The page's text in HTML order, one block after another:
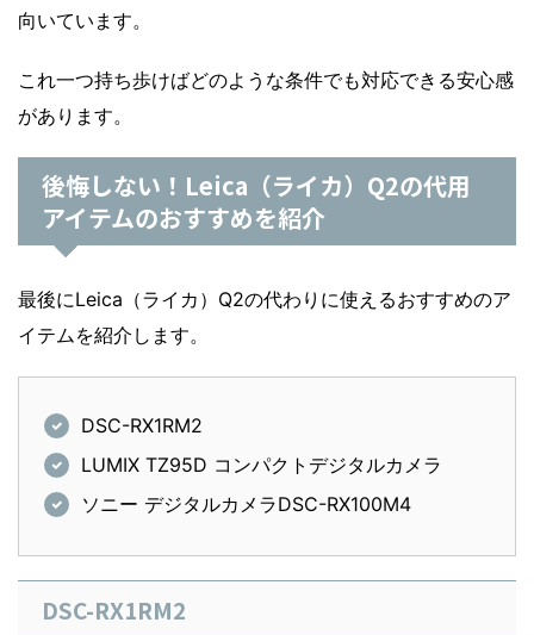
向いています。
これ一つ持ち歩けばどのような条件でも対応できる安心感
があります。
後悔しない！Leica（ライカ）Q2の代用
アイテムのおすすめを紹介
最後にLeica（ライカ）Q2の代わりに使えるおすすめのア
イテムを紹介します。
DSC-RX1RM2
LUMIX TZ95D コンパクトデジタルカメラ
ソニー デジタルカメラDSC-RX100M4
DSC-RX1RM2